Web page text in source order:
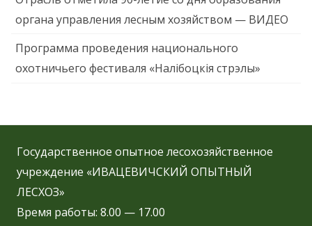
органа управления лесным хозяйством — ВИДЕО
Программа проведения национального
охотничьего фестиваля «Налібоцкія стрэлы»
Государственное опытное лесохозяйственное
учреждение «ИВАЦЕВИЧСКИЙ ОПЫТНЫЙ
ЛЕСХОЗ»
Время работы: 8.00 — 17.00